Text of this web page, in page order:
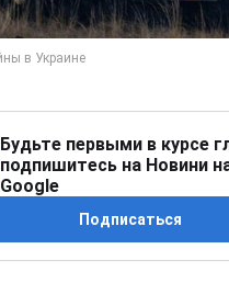
Будьте первыми в курсе
подпишитесь на Новини
Google
Подписаться